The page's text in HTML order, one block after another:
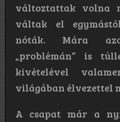
változtattak volna
váltak el
nóták. Mára
„problémán” is
kivételével
világában élvezettel
A csapat már a